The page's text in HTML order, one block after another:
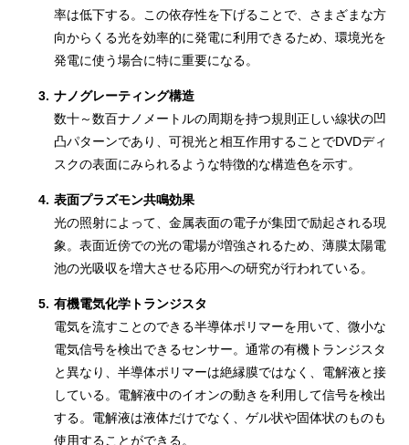
率は低下する。この依存性を下げることで、さまざまな方
向からくる光を効率的に発電に利用できるため、環境光を
発電に使う場合に特に重要になる。
3. ナノグレーティング構造
数十～数百ナノメートルの周期を持つ規則正しい線状の凹
凸パターンであり、可視光と相互作用することでDVDディ
スクの表面にみられるような特徴的な構造色を示す。
4. 表面プラズモン共鳴効果
光の照射によって、金属表面の電子が集団で励起される現
象。表面近傍での光の電場が増強されるため、薄膜太陽電
池の光吸収を増大させる応用への研究が行われている。
5. 有機電気化学トランジスタ
電気を流すことのできる半導体ポリマーを用いて、微小な
電気信号を検出できるセンサー。通常の有機トランジスタ
と異なり、半導体ポリマーは絶縁膜ではなく、電解液と接
している。電解液中のイオンの動きを利用して信号を検出
する。電解液は液体だけでなく、ゲル状や固体状のものも
使用することができる。